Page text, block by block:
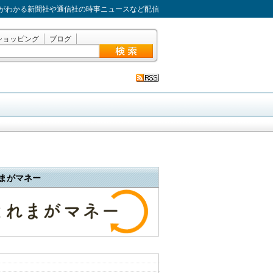
わかる新聞社や通信社の時事ニュースなど配信
ョッピング ブログ
がマネー